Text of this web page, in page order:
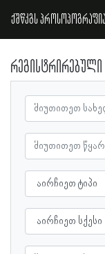
ქშწკგს პროსოპოგრაფია
რეგისტრირებული